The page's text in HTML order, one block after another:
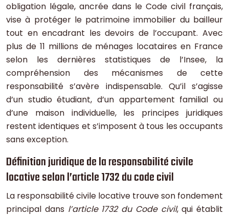
obligation légale, ancrée dans le Code civil français,
vise à protéger le patrimoine immobilier du bailleur
tout en encadrant les devoirs de l’occupant. Avec
plus de 11 millions de ménages locataires en France
selon les dernières statistiques de l’Insee, la
compréhension des mécanismes de cette
responsabilité s’avère indispensable. Qu’il s’agisse
d’un studio étudiant, d’un appartement familial ou
d’une maison individuelle, les principes juridiques
restent identiques et s’imposent à tous les occupants
sans exception.
Définition juridique de la responsabilité civile
locative selon l’article 1732 du code civil
La responsabilité civile locative trouve son fondement
principal dans l’article 1732 du Code civil, qui établit